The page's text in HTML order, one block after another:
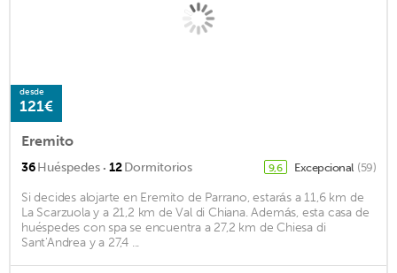
desde
121€
Eremito
36Huéspedes · 12Dormitorios 9,6 Excepcional (59)
Si decides alojarte en Eremito de Parrano, estarás a 11,6 km de
La Scarzuola y a 21,2 km de Val di Chiana. Además, esta casa de
huéspedes con spa se encuentra a 27,2 km de Chiesa di
Sant'Andrea y a 27,4 ...